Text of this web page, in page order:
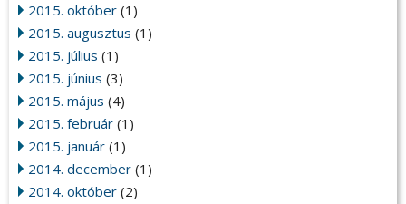
2015. október (1)
2015. augusztus (1)
2015. július (1)
2015. június (3)
2015. május (4)
2015. február (1)
2015. január (1)
2014. december (1)
2014. október (2)